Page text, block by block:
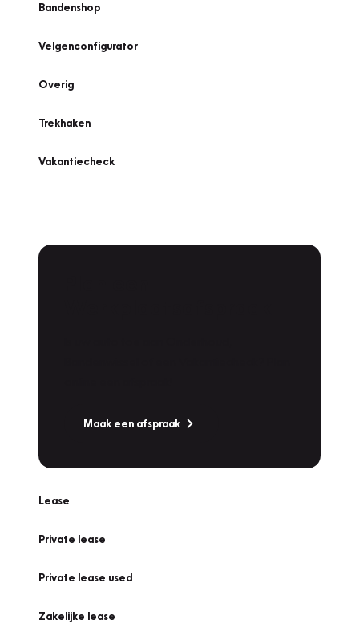
Bandenshop
Velgenconfigurator
Overig
Trekhaken
Vakantiecheck
Maak een afspraak
Lease
Private lease
Private lease used
Zakelijke lease